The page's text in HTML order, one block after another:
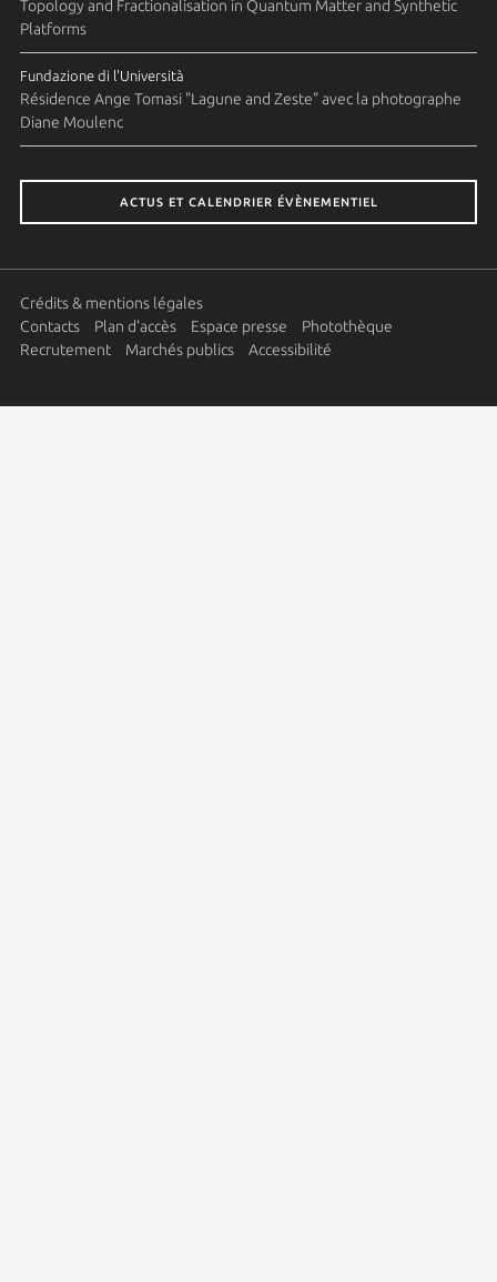
Topology and Fractionalisation in Quantum Matter and Synthetic
Platforms
Fundazione di l'Università
Résidence Ange Tomasi "Lagune and Zeste" avec la photographe
Diane Moulenc
ACTUS ET CALENDRIER ÉVÈNEMENTIEL
Crédits & mentions légales
Contacts
Plan d'accès Espace presse
Photothèque
Recrutement
Marchés publics Accessibilité